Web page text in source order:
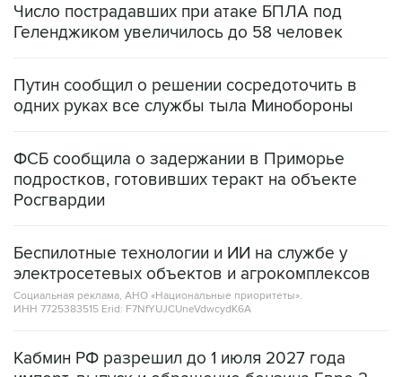
Число пострадавших при атаке БПЛА под
Геленджиком увеличилось до 58 человек
Путин сообщил о решении сосредоточить в
одних руках все службы тыла Минобороны
ФСБ сообщила о задержании в Приморье
подростков, готовивших теракт на объекте
Росгвардии
Беспилотные технологии и ИИ на службе у
электросетевых объектов и агрокомплексов
Социальная реклама, АНО «Национальные приоритеты».
ИНН 7725383515 Erid: F7NfYUJCUneVdwcydK6A
Кабмин РФ разрешил до 1 июля 2027 года